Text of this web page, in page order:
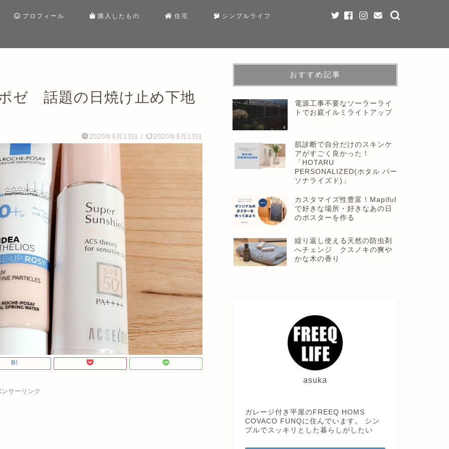
プロフィール 購入したもの 住宅 シンプルライフ
ゼ 話題の日焼け止め下地
2020年6月13日 / 2020年6月13日
サーリンク
おすすめ記事
電源工事不要なソーラーライ
トでお庭イルミライトアップ
肌診断で自分だけのスキンケ
アがすごく良かった！
「HOTARU
PERSONALIZED(ホタル パー
ソナライズド)」
カスタマイズ性豊富！Mapiful
で好きな場所・好きなあの日
のポスターを作る
繰り返し使える天然の防虫剤
へチェンジ クスノキの爽や
かな木の香り
asuka
ガレージ付き平屋のFREEQ HOMS
COVACO FUNQに住んでいます。 シン
プルでスッキリとした暮らしがしたい